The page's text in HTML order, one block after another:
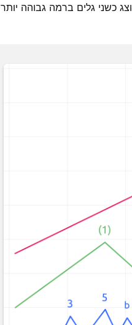
גלים. מודל ה־5-3 הבסיסי יכול להיות מיוצג כשני גלים ברמה גבוהה יותר